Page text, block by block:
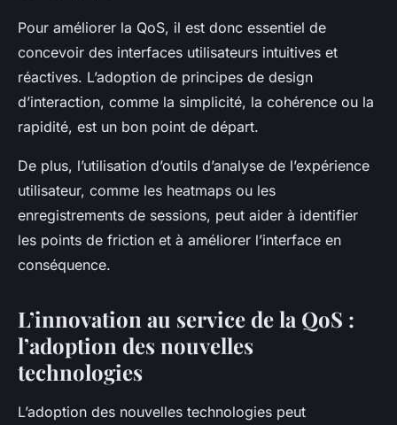
Pour améliorer la QoS, il est donc essentiel de
concevoir des interfaces utilisateurs intuitives et
réactives. L’adoption de principes de design
d’interaction, comme la simplicité, la cohérence ou la
rapidité, est un bon point de départ.
De plus, l’utilisation d’outils d’analyse de l’expérience
utilisateur, comme les heatmaps ou les
enregistrements de sessions, peut aider à identifier
les points de friction et à améliorer l’interface en
conséquence.
L’innovation au service de la QoS :
l’adoption des nouvelles
technologies
L’adoption des nouvelles technologies peut